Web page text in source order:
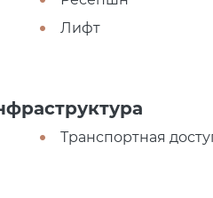
Лифт
Транспортная